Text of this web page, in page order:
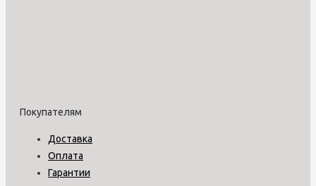
Покупателям
Доставка
Оплата
Гарантии